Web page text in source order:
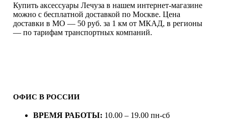
Купить аксессуары Лечуза в нашем интернет-магазине
можно с бесплатной доставкой по Москве. Цена
доставки в МО — 50 руб. за 1 км от МКАД, в регионы
— по тарифам транспортных компаний.
ОФИС В РОССИИ
ВРЕМЯ РАБОТЫ: 10.00 – 19.00 пн-сб